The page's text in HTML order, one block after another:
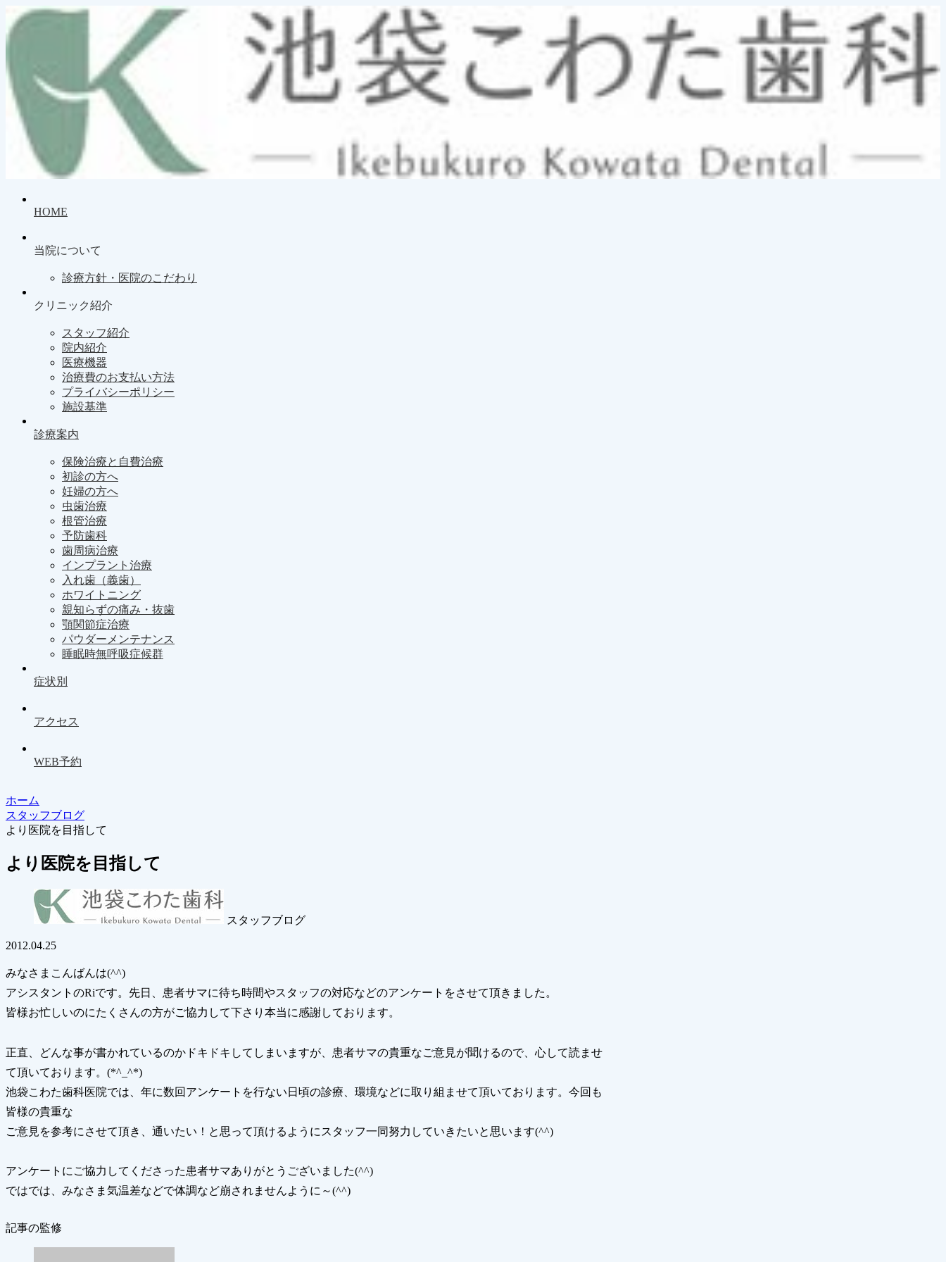
HOME
当院について
診療方針・医院のこだわり
クリニック紹介
スタッフ紹介
院内紹介
医療機器
治療費のお支払い方法
プライバシーポリシー
施設基準
診療案内
保険治療と自費治療
初診の方へ
妊婦の方へ
虫歯治療
根管治療
予防歯科
歯周病治療
インプラント治療
入れ歯（義歯）
ホワイトニング
親知らずの痛み・抜歯
顎関節症治療
パウダーメンテナンス
睡眠時無呼吸症候群
症状別
アクセス
WEB予約
ホーム
スタッフブログ
より医院を目指して
より医院を目指して
スタッフブログ
2012.04.25
みなさまこんばんは(^^)
アシスタントのRiです。先日、患者サマに待ち時間やスタッフの対応などのアンケートをさせて頂きました。
皆様お忙しいのにたくさんの方がご協力して下さり本当に感謝しております。
正直、どんな事が書かれているのかドキドキしてしまいますが、患者サマの貴重なご意見が聞けるので、心して読ませ
て頂いております。(*^_^*)
池袋こわた歯科医院では、年に数回アンケートを行ない日頃の診療、環境などに取り組ませて頂いております。今回も
皆様の貴重な
ご意見を参考にさせて頂き、通いたい！と思って頂けるようにスタッフ一同努力していきたいと思います(^^)
アンケートにご協力してくださった患者サマありがとうございました(^^)
ではでは、みなさま気温差などで体調など崩されませんように～(^^)
記事の監修